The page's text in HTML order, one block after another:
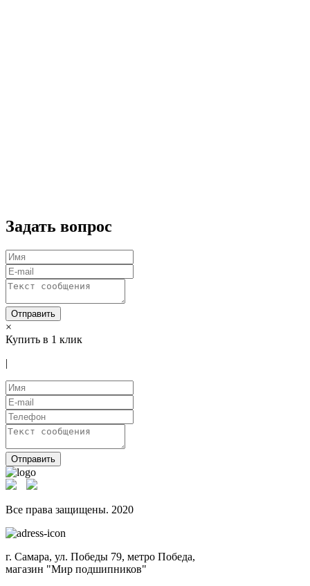
Задать вопрос
Отправить
×
Купить в 1 клик
|
Отправить
Все права защищены. 2020
г. Самара, ул. Победы 79, метро Победа,
магазин "Мир подшипников"